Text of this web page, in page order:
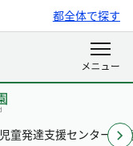
都全体で探す
児童発達支援センター（